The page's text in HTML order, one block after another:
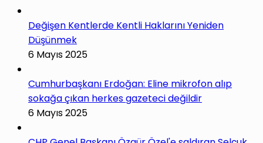
Değişen Kentlerde Kentli Haklarını Yeniden
Düşünmek
6 Mayıs 2025
Cumhurbaşkanı Erdoğan: Eline mikrofon alıp
sokağa çıkan herkes gazeteci değildir
6 Mayıs 2025